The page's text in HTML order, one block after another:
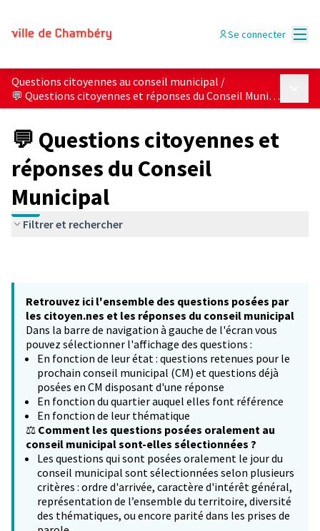
Se connecter
Questions citoyennes au conseil municipal /
💬 Questions citoyennes et réponses du Conseil Municipal
💬 Questions citoyennes et
réponses du Conseil
Municipal
Filtrer et rechercher
Retrouvez ici l'ensemble des questions posées par
les citoyen.nes et les réponses du conseil municipal
Dans la barre de navigation à gauche de l'écran vous
pouvez sélectionner l'affichage des questions :
En fonction de leur état : questions retenues pour le
prochain conseil municipal (CM) et questions déjà
posées en CM disposant d'une réponse
En fonction du quartier auquel elles font référence
En fonction de leur thématique
⚖️ Comment les questions posées oralement au
conseil municipal sont-elles sélectionnées ?
Les questions qui sont posées oralement le jour du
conseil municipal sont sélectionnées selon plusieurs
critères : ordre d'arrivée, caractère d'intérêt général,
représentation de l’ensemble du territoire, diversité
des thématiques, ou encore parité dans les prises de